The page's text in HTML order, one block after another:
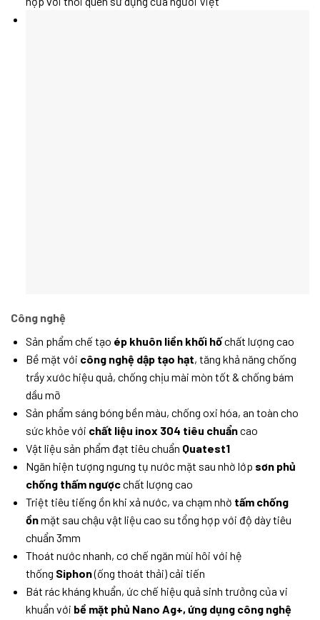
Công nghệ
Sản phẩm chế tạo ép khuôn liền khối hốchất lượng cao
Bề mặt với công nghệ dập tạo hạt, tăng khả năng chống
trầy xước hiệu quả, chống chịu mài mòn tốt & chống bám
dầu mỡ
Sản phẩm sáng bóng bền màu, chống oxi hóa, an toàn cho
sức khỏe với chất liệu inox 304 tiêu chuẩncao
Vật liệu sản phẩm đạt tiêu chuẩn Quatest1
Ngăn hiện tượng ngưng tụ nước mặt sau nhờ lớp sơn phủ
chống thấm ngượcchất lượng cao
Triệt tiêu tiếng ồn khi xả nước, va chạm nhờ tấm chống
ồnmặt sau chậu vật liệu cao su tổng hợp với độ dày tiêu
chuẩn 3mm
Thoát nước nhanh, cơ chế ngăn mùi hôi với hệ
thống Siphon(ống thoát thải) cải tiến
Bát rác kháng khuẩn, ức chế hiệu quả sinh trưởng của vi
khuẩn với bề mặt phủ Nano Ag+, ứng dụng công nghệ